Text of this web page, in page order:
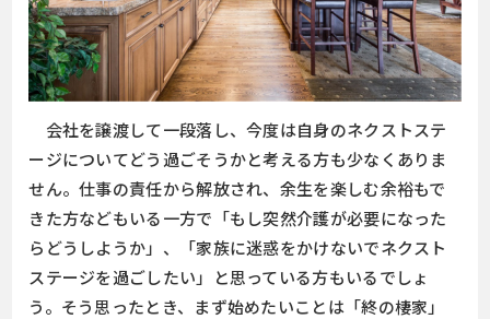
会社を譲渡して一段落し、今度は自身のネクストステ
ージについてどう過ごそうかと考える方も少なくありま
せん。仕事の責任から解放され、余生を楽しむ余裕もで
きた方などもいる一方で「もし突然介護が必要になった
らどうしようか」、「家族に迷惑をかけないでネクスト
ステージを過ごしたい」と思っている方もいるでしょ
う。そう思ったとき、まず始めたいことは「終の棲家」